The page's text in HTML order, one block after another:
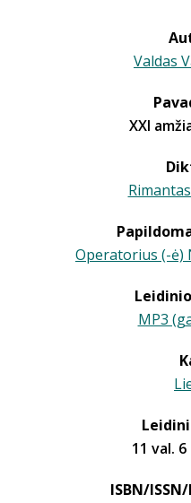
Valdas
XXI
Operatorius (-ė)
MP3
11 val.
ISBN/